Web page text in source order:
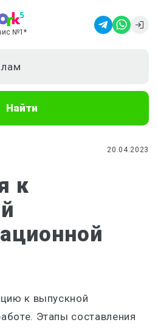
№1 *
Найти
20.04.2023
к
к выпускной
Этапы составления